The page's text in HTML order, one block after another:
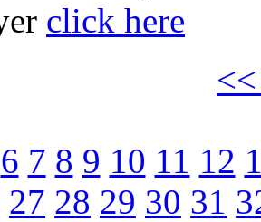
click here
6 7 8 9 10 11 12
27 28 29 30 31